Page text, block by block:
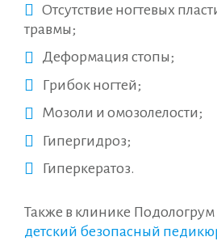
Отсутствие ногтевых
травмы;
Деформация стопы;
Грибок ногтей;
Мозоли и омозолелости;
Гипергидроз;
Гиперкератоз.
Также в клинике
детский безопасный